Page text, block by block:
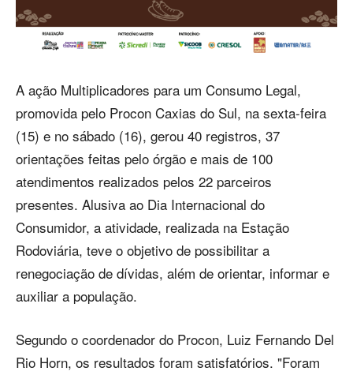
A ação Multiplicadores para um Consumo Legal,
promovida pelo Procon Caxias do Sul, na sexta-feira
(15) e no sábado (16), gerou 40 registros, 37
orientações feitas pelo órgão e mais de 100
atendimentos realizados pelos 22 parceiros
presentes. Alusiva ao Dia Internacional do
Consumidor, a atividade, realizada na Estação
Rodoviária, teve o objetivo de possibilitar a
renegociação de dívidas, além de orientar, informar e
auxiliar a população.
Segundo o coordenador do Procon, Luiz Fernando Del
Rio Horn, os resultados foram satisfatórios. "Foram